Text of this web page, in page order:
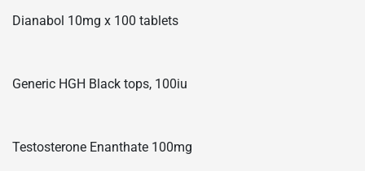
Dianabol 10mg x 100 tablets
Generic HGH Black tops, 100iu
Testosterone Enanthate 100mg